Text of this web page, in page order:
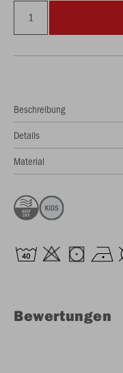
Beschreibung
Details
Material
Bewertungen